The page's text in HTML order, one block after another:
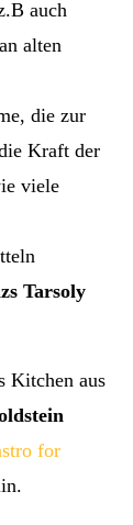
auch
alten
die zur
Kraft der
viele
Tarsoly
Kitchen aus
for